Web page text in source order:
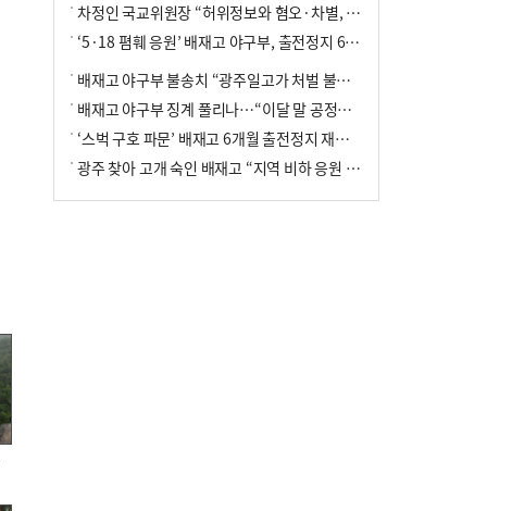
차정인 국교위원장 “허위정보와 혐오·차별, 학교 교실까지 유입"
‘5·18 폄훼 응원’ 배재고 야구부, 출전정지 6개월→1개월 감경
배재고 야구부 불송치 “광주일고가 처벌 불원 의사 표해”
배재고 야구부 징계 풀리나…“이달 말 공정위서 재심의”
‘스벅 구호 파문’ 배재고 6개월 출전정지 재심 신청키로
광주 찾아 고개 숙인 배재고 “지역 비하 응원 잘못”(종합)